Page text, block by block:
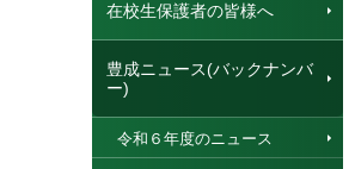
在校生保護者の皆様へ
豊成ニュース(バックナンバ
ー)
令和６年度のニュース